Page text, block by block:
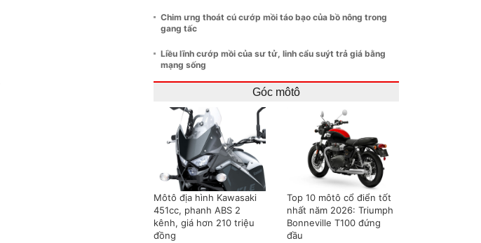
Chim ưng thoát cú cướp mồi táo bạo của bồ nông trong
gang tấc
Liều lĩnh cướp mồi của sư tử, linh cẩu suýt trả giá bằng
mạng sống
Góc môtô
Môtô địa hình Kawasaki
451cc, phanh ABS 2
kênh, giá hơn 210 triệu
đồng
Top 10 môtô cổ điển tốt
nhất năm 2026: Triumph
Bonneville T100 đứng
đầu